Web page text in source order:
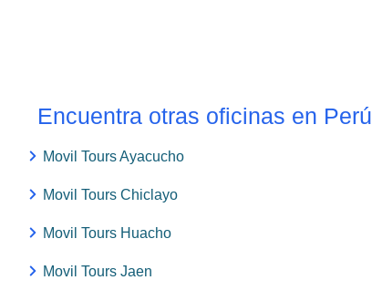
Encuentra otras oficinas en Perú
Movil Tours Ayacucho
Movil Tours Chiclayo
Movil Tours Huacho
Movil Tours Jaen